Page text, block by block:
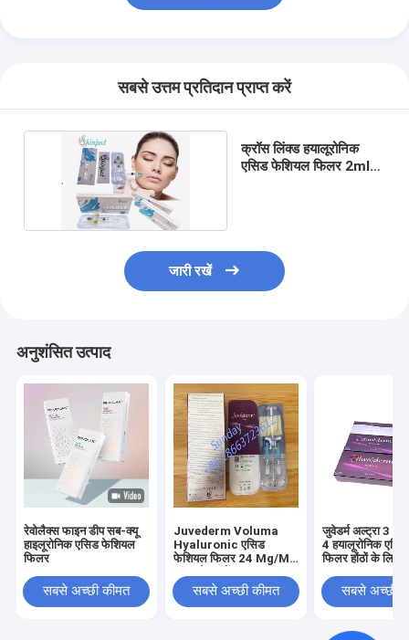
सबसे उत्तम प्रतिदान प्राप्त करें
क्रॉस लिंक्ड हयालूरोनिक
एसिड फेशियल फिलर 2ml
जारी रखें
अनुशंसित उत्पाद
रेवोलैक्स फाइन डीप सब-क्यू
हाइलूरोनिक एसिड फेशियल
फिलर
सबसे अच्छी कीमत
Juvederm Voluma
Hyaluronic एसिड
फेशियल फिलर 24 Mg/Ml
सबसे अच्छी कीमत
जुवेडर्म अल्ट्रा 3
4 हयालूरोनिक
फिलर होंठों के लिए
सबसे अच्छी